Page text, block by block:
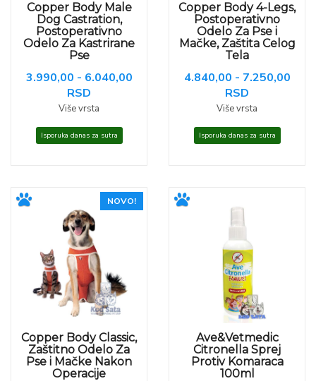
Copper Body Male
Dog Castration,
Postoperativno
Odelo Za Kastrirane
Pse
3.990,00 - 6.040,00
RSD
Više vrsta
Isporuka danas za sutra
Copper Body 4-Legs,
Postoperativno
Odelo Za Pse i
Mačke, Zaštita Celog
Tela
4.840,00 - 7.250,00
RSD
Više vrsta
Isporuka danas za sutra
NOVO!
Copper Body Classic,
Zaštitno Odelo Za
Pse i Mačke Nakon
Operacije
Ave&Vetmedic
Citronella Sprej
Protiv Komaraca
100ml